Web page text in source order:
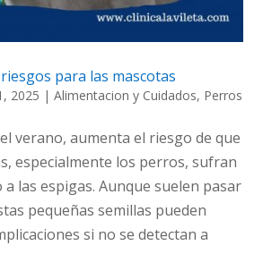
para las mascotas
2025 |Alimentacion y Cuidados, Perros
verano, aumenta el riesgo de que
especialmente los perros, sufran
las espigas. Aunque suelen pasar
pequeñas semillas pueden
si no se detectan a